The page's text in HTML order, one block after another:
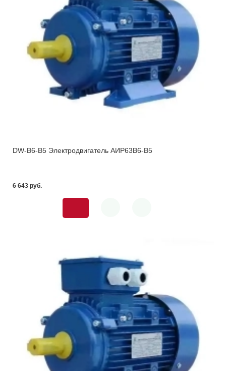
DW-B6-B5 Электродвигатель АИР63В6-В5
6 643 pуб.